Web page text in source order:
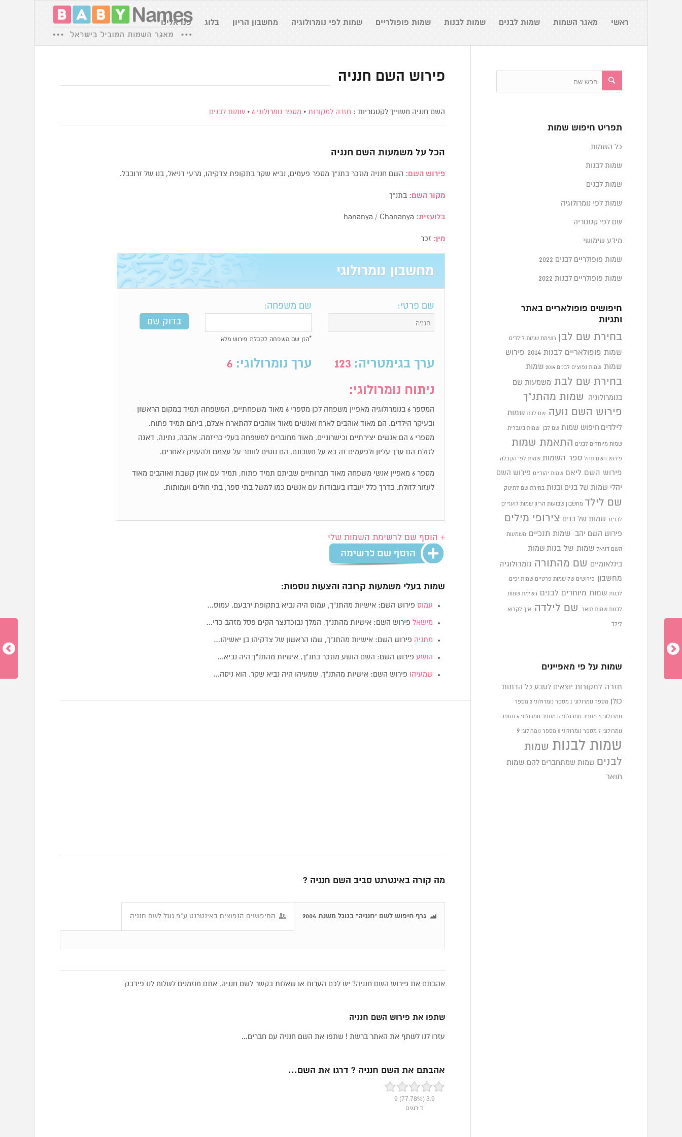
ראשי מאגר השמות שמות לבנים שמות לבנות שמות פופולריים שמות לפי נומרולוגיה מחשבון הריון בלוג פנו אלינו
פירוש השם חנניה
השם חנניה משוייך לקטגוריות : חזרה למקורות • מספר נומרולוגי 6 • שמות לבנים
הכל על משמעות השם חנניה
פירוש השם: השם חנניה מוזכר בתנ”ך מספר פעמים, נביא שקר בתקופת צדקיהו, מרעי דניאל, בנו של זרובבל.
מקור השם: בתנ”ך
בלועזית:
מין: זכר
מחשבון נומרולוגי
שם פרטי: שם משפחה:
*הזן שם משפחה לקבלת פירוש מלא
ערך בגימטריה: 123 ערך נומרולוגי: 6
ניתוח נומרולוגי:
המספר 6 בנומרולוגיה מאפיין משפחה לכן מספרי 6 מאוד משפחתיים, המשפחה תמיד במקום הראשון
ובעיקר הילדים. הם מאוד אוהבים לארח ואנשים מאוד אוהבים להתארח אצלם, ביתם תמיד פתוח.
מספרי 6 הם אנשים יצירתיים וכישרוניים, מאוד מחוברים למשפחה בעלי כריזמה. אהבה, נתינה, דאגה
לזולת הם ערך עליון ולפעמים זה בא על חשבונם, הם נוטים לוותר על עצמם ולהעניק לאחרים.
מספר 6 מאפיין אנשי משפחה מאוד חברותיים שביתם תמיד פתוח, תמיד עם אוזן קשבת ואוהבים מאוד
לעזור לזולת. בדרך כלל יעבדו בעבודות עם אנשים כמו למשל בתי ספר, בתי חולים ועמותות.
+ הוסף שם לרשימת השמות שלי
שמות בעלי משמעות קרובה והצעות נוספות:
עמוס פירוש השם: אישיות מהתנ"ך, עמוס היה נביא בתקופת ירבעם. עמוס…
מישאל פירוש השם: אישיות מהתנ"ך, המלך נבוכדנצר הקים פסל מזהב כדי…
מתניה פירוש השם: אישיות מהתנ"ך, שמו הראשון של צדקיהו בן יאשיהו…
הושע פירוש השם: השם הושע מוזכר בתנ"ך, אישיות מהתנ"ך היה נביא…
שמעיהו פירוש השם: אישיות מהתנ"ך, שמעיהו היה נביא שקר. הוא ניסה…
מה קורה באינטרנט סביב השם חנניה ?
גרף חיפוש לשם "חנניה" בגוגל משנת 2004 החיפושים הנפוצים באינטרנט ע"פ גוגל לשם חנניה
אהבתם את פירוש השם חנניה? יש לכם הערות או שאלות בקשר לשם חנניה, אתם מוזמנים לשלוח לנו פידבק
שתפו את פירוש השם חנניה
עזרו לנו לשתף את האתר ברשת ! שתפו את השם חנניה עם חברים...
אהבתם את השם חנניה ? דרגו את השם...
3.9
(77.78%)
9
דירוגים
תפריט חיפוש שמות
כל השמות
שמות לבנות
שמות לבנים
שמות לפי נומרולוגיה
שם לפי קטגוריה
מידע שימושי
שמות פופולריים לבנים 2022
שמות פופולריים לבנות 2022
חיפושים פופולאריים באתר
ותגיות
בחירת שם לבן רשימת שמות לילדים
שמות פופולאריים לבנות 2014 פירוש
שמות שמות נפוצים לבנים 2014 שמות
בחירת שם לבת משמעות שם
בנומרולוגיה
שמות מהתנ"ך
פירוש השם נועה
שם לבת שמות
לילדים חיפוש שמות שם לבן שמות בעברית
שמות מיוחדים לבנים התאמת שמות
פירוש השם תהל ספר השמות שמות לפי הקבלה
פירוש השם ליאם שמות יהודיים פירוש השם
יהלי שמות של בנים ובנות בחירת שם לתינוק
שם לילד מחשבון שבועות הריון שמות לועזיים
לבנים שמות של בנים צירופי מילים
פירוש השם יהב שמות תנכיים משמעות
השם דניאל שמות של בנות שמות
בינלאומיים שם מהתורה נומרולוגיה
מחשבון פירושים של שמות פרטיים שמות יפים
לבנות שמות מיוחדים לבנים רשימת שמות
לבנות שמות תואר שם לילדה איך לקרוא
לילד
שמות על פי מאפיינים
חזרה למקורות יוצאים לטבע כל הדתות
כולן מספר נומרולוגי 1 מספר נומרולוגי 3 מספר
נומרולוגי 4 מספר נומרולוגי 5 מספר נומרולוגי 6 מספר
נומרולוגי 7 מספר נומרולוגי 8 מספר נומרולוגי9
שמות לבנות שמות
לבנים
שמות שמתחברים להם שמות
תואר